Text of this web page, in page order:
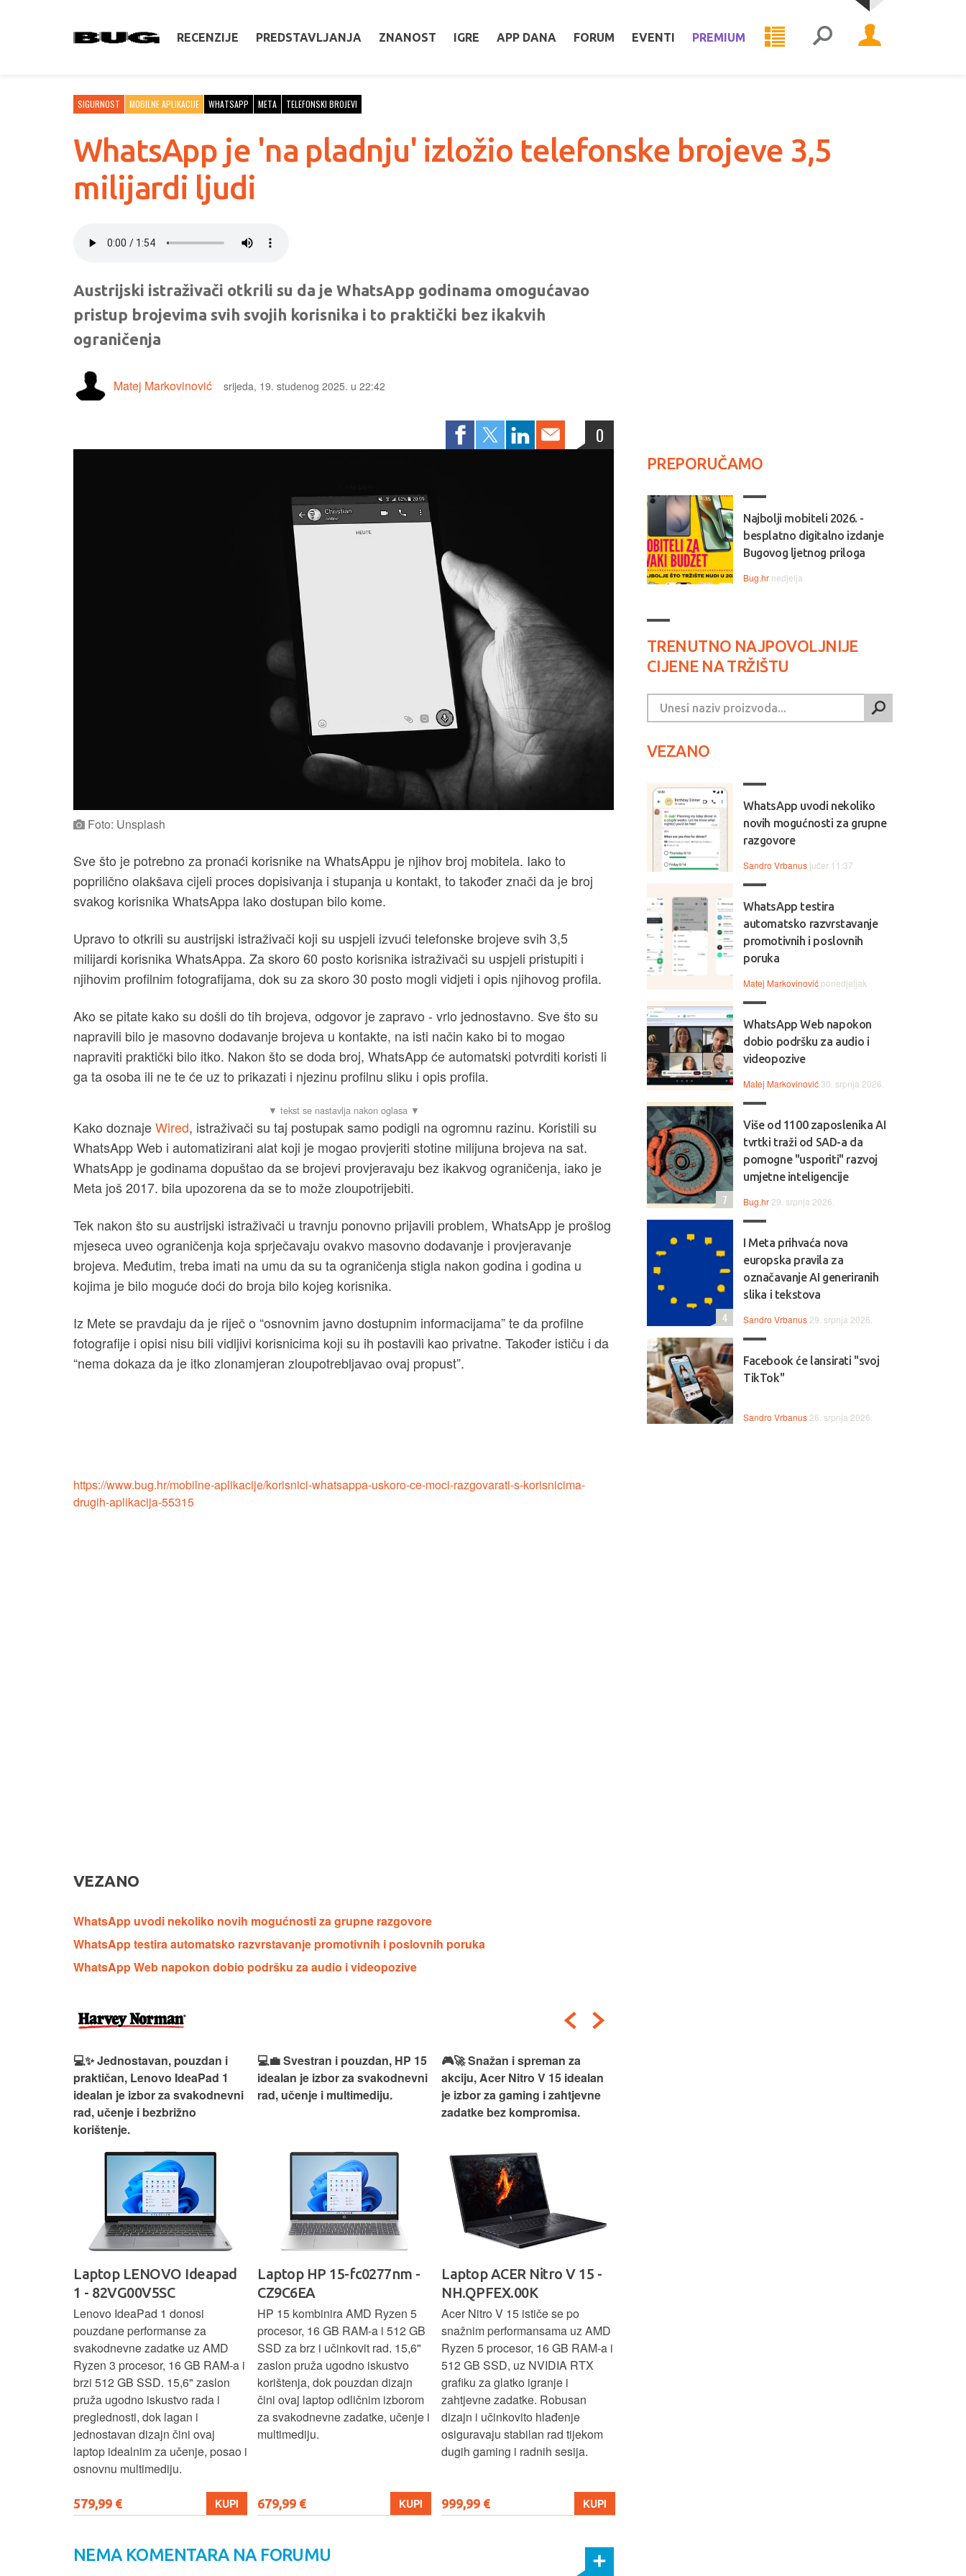
RECENZIJE PREDSTAVLJANJA ZNANOST IGRE APP DANA FORUM EVENTI PREMIUM
SIGURNOST MOBILNE APLIKACIJE WHATSAPP META TELEFONSKI BROJEVI
WhatsApp je 'na pladnju' izložio telefonske brojeve 3,5
milijardi ljudi
Austrijski istraživači otkrili su da je WhatsApp godinama omogućavao
pristup brojevima svih svojih korisnika i to praktički bez ikakvih
ograničenja
Matej Markovinović srijeda, 19. studenog 2025. u 22:42
0
Foto: Unsplash
Sve što je potrebno za pronaći korisnike na WhatsAppu je njihov broj mobitela. Iako to
poprilično olakšava cijeli proces dopisivanja i stupanja u kontakt, to također znači da je broj
svakog korisnika WhatsAppa lako dostupan bilo kome.
Upravo to otkrili su austrijski istraživači koji su uspjeli izvući telefonske brojeve svih 3,5
milijardi korisnika WhatsAppa. Za skoro 60 posto korisnika istraživači su uspjeli pristupiti i
njihovim profilnim fotografijama, dok su za skoro 30 posto mogli vidjeti i opis njihovog profila.
Ako se pitate kako su došli do tih brojeva, odgovor je zapravo - vrlo jednostavno. Sve što su
napravili bilo je masovno dodavanje brojeva u kontakte, na isti način kako bi to mogao
napraviti praktički bilo itko. Nakon što se doda broj, WhatsApp će automatski potvrditi koristi li
ga ta osoba ili ne te će uz to prikazati i njezinu profilnu sliku i opis profila.
Kako doznajeWired, istraživači su taj postupak samo podigli na ogromnu razinu. Koristili su
WhatsApp Web i automatizirani alat koji je mogao provjeriti stotine milijuna brojeva na sat.
WhatsApp je godinama dopuštao da se brojevi provjeravaju bez ikakvog ograničenja, iako je
Meta još 2017. bila upozorena da se to može zloupotrijebiti.
Tek nakon što su austrijski istraživači u travnju ponovno prijavili problem, WhatsApp je prošlog
mjeseca uveo ograničenja koja sprječavaju ovakvo masovno dodavanje i provjeravanje
brojeva. Međutim, treba imati na umu da su ta ograničenja stigla nakon godina i godina u
kojima je bilo moguće doći do broja bilo kojeg korisnika.
Iz Mete se pravdaju da je riječ o “osnovnim javno dostupnim informacijama” te da profilne
fotografije i opisi nisu bili vidljivi korisnicima koji su ih postavili kao privatne. Također ističu i da
“nema dokaza da je itko zlonamjeran zloupotrebljavao ovaj propust”.
https://www.bug.hr/mobilne-aplikacije/korisnici-whatsappa-uskoro-ce-moci-razgovarati-s-korisnicima-
drugih-aplikacija-55315
VEZANO
WhatsApp uvodi nekoliko novih mogućnosti za grupne razgovore
WhatsApp testira automatsko razvrstavanje promotivnih i poslovnih poruka
WhatsApp Web napokon dobio podršku za audio i videopozive
💻✨ Jednostavan, pouzdan i
praktičan, Lenovo IdeaPad 1
idealan je izbor za svakodnevni
rad, učenje i bezbrižno
korištenje.
Laptop LENOVO Ideapad
1 - 82VG00V5SC
Lenovo IdeaPad 1 donosi
pouzdane performanse za
svakodnevne zadatke uz AMD
Ryzen 3 procesor, 16 GB RAM-a i
brzi 512 GB SSD. 15,6" zaslon
pruža ugodno iskustvo rada i
preglednosti, dok lagan i
jednostavan dizajn čini ovaj
laptop idealnim za učenje, posao i
osnovnu multimediju.
579,99 € KUPI
💻💼 Svestran i pouzdan, HP 15
idealan je izbor za svakodnevni
rad, učenje i multimediju.
Laptop HP 15-fc0277nm -
CZ9C6EA
HP 15 kombinira AMD Ryzen 5
procesor, 16 GB RAM-a i 512 GB
SSD za brz i učinkovit rad. 15,6"
zaslon pruža ugodno iskustvo
korištenja, dok pouzdan dizajn
čini ovaj laptop odličnim izborom
za svakodnevne zadatke, učenje i
multimediju.
679,99 € KUPI
🎮🚀 Snažan i spreman za
akciju, Acer Nitro V 15 idealan
je izbor za gaming i zahtjevne
zadatke bez kompromisa.
Laptop ACER Nitro V 15 -
NH.QPFEX.00K
Acer Nitro V 15 ističe se po
snažnim performansama uz AMD
Ryzen 5 procesor, 16 GB RAM-a i
512 GB SSD, uz NVIDIA RTX
grafiku za glatko igranje i
zahtjevne zadatke. Robusan
dizajn i učinkovito hlađenje
osiguravaju stabilan rad tijekom
dugih gaming i radnih sesija.
999,99 € KUPI
NEMA KOMENTARA NA FORUMU
PREPORUČAMO
Najbolji mobiteli 2026. -
besplatno digitalno izdanje
Bugovog ljetnog priloga
Bug.hr nedjelja
TRENUTNO NAJPOVOLJNIJE
CIJENE NA TRŽIŠTU
VEZANO
WhatsApp uvodi nekoliko
novih mogućnosti za grupne
razgovore
Sandro Vrbanus jučer 11:37
WhatsApp testira
automatsko razvrstavanje
promotivnih i poslovnih
poruka
Matej Markovinović ponedjeljak
WhatsApp Web napokon
dobio podršku za audio i
videopozive
Matej Markovinović 30. srpnja 2026.
Više od 1100 zaposlenika AI
tvrtki traži od SAD-a da
pomogne "usporiti" razvoj
umjetne inteligencije
Bug.hr 29. srpnja 2026.
7
I Meta prihvaća nova
europska pravila za
označavanje AI generiranih
slika i tekstova
Sandro Vrbanus 29. srpnja 2026.
4
Facebook će lansirati "svoj
TikTok"
Sandro Vrbanus 26. srpnja 2026.